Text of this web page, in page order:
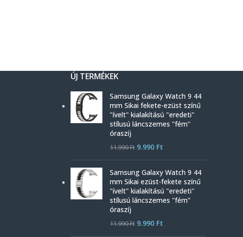
ÚJ TERMÉKEK
Samsung Galaxy Watch 9 44
mm Sikai fekete-ezüst színű
"ívelt" kialakítású "eredeti"
stílusú láncszemes "fém"
óraszíj
11.990Ft 9.990 Ft
Samsung Galaxy Watch 9 44
mm Sikai ezüst-fekete színű
"ívelt" kialakítású "eredeti"
stílusú láncszemes "fém"
óraszíj
11.990Ft 9.990 Ft